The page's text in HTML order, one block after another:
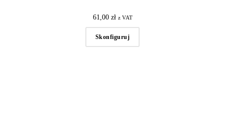
61,00 zł z VAT
Skonfiguruj